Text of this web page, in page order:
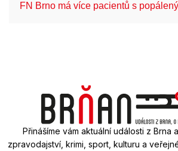
FN Brno má více pacientů s
Přinášíme vám aktuální události z Brna
zpravodajství, krimi, sport, kulturu a